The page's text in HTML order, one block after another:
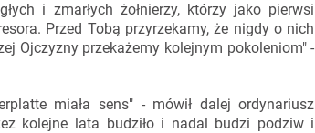
i zmarłych żołnierzy, którzy jako pierwsi
Przed Tobą przyrzekamy, że nigdy o nich
Ojczyzny przekażemy kolejnym pokoleniom" -
miała sens" - mówił dalej ordynariusz
kolejne lata budziło i nadal budzi podziw i